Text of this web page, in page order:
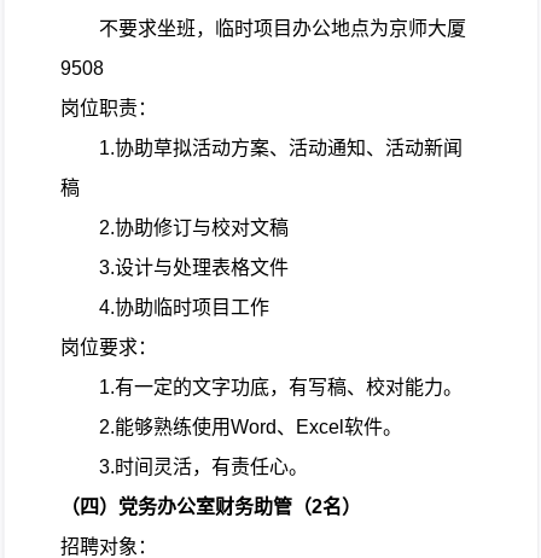
不要求坐班，临时项目办公地点为京师大厦
9508
岗位职责：
1.协助草拟活动方案、活动通知、活动新闻
稿
2.协助修订与校对文稿
3.设计与处理表格文件
4.协助临时项目工作
岗位要求：
1.有一定的文字功底，有写稿、校对能力。
2.能够熟练使用Word、 Excel 软件。
3.时间灵活，有责任心。
（四）党务办公室财务助管（2名）
招聘对象：